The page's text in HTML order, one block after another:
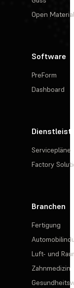
Open
Software
PreForm
Dashboard
Servicepläne
Factory
Branchen
Fertigung
Luft- und
Zahnmedizin